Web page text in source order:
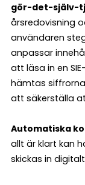
gör-det-själv-
årsredovisning
användaren
anpassar
att läsa in en
hämtas
att säkerställa
Automatiska
allt är klart kan
skickas in